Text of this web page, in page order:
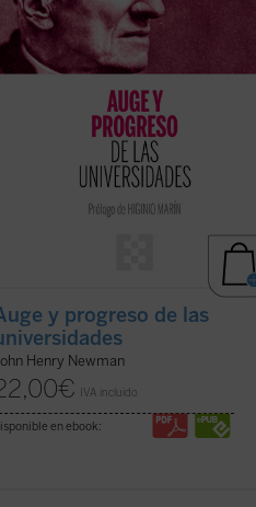
ficha)
y progreso de las
Henry Newman
€ IVA incluido
en ebook: